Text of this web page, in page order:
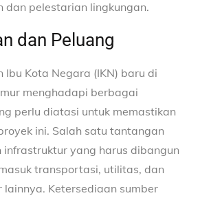
dan pelestarian lingkungan.
dan Peluang
Ibu Kota Negara (IKN) baru di
menghadapi berbagai
perlu diatasi untuk memastikan
ini. Salah satu tantangan
yang harus dibangun
transportasi, utilitas, dan
Ketersediaan sumber